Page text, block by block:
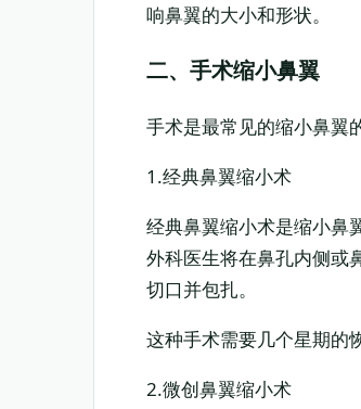
响鼻翼的大小和形状。
二、手术缩小鼻翼
手术是最常见的缩小鼻翼
1.经典鼻翼缩小术
经典鼻翼缩小术是缩小鼻
外科医生将在鼻孔内侧或
切口并包扎。
这种手术需要几个星期的
2.微创鼻翼缩小术